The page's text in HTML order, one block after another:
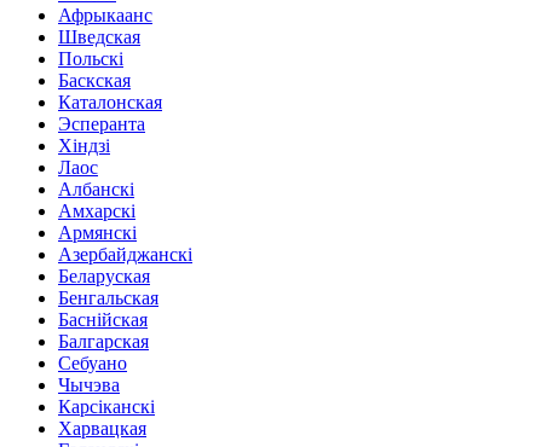
Афрыкаанс
Шведская
Польскі
Баскская
Каталонская
Эсперанта
Хіндзі
Лаос
Албанскі
Амхарскі
Армянскі
Азербайджанскі
Беларуская
Бенгальская
Баснійская
Балгарская
Себуано
Чычэва
Карсіканскі
Харвацкая